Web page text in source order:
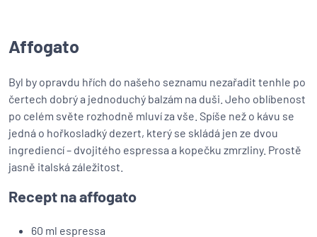
Affogato
Byl by opravdu hřích do našeho seznamu nezařadit tenhle po
čertech dobrý a jednoduchý balzám na duši. Jeho oblíbenost
po celém světe rozhodně mluví za vše. Spíše než o kávu se
jedná o hořkosladký dezert, který se skládá jen ze dvou
ingrediencí – dvojitého espressa a kopečku zmrzliny. Prostě
jasně italská záležitost.
Recept na affogato
60 ml espressa